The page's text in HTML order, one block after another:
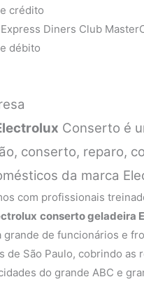
crédito
Diners Club
débito
Conserto é
conserto, reparo,
da marca
com profissionais
conserto geladeira
grande de funcionários e
de São Paulo, cobrindo
do grande ABC e